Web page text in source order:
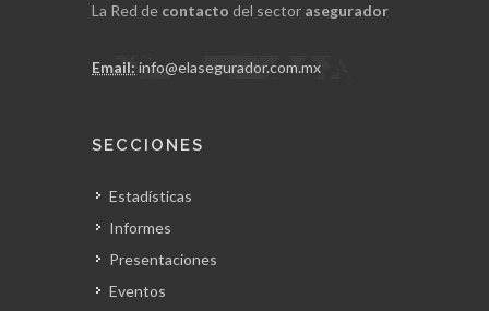
La Red de contacto del sector asegurador
Email: info@elasegurador.com.mx
SECCIONES
Estadísticas
Informes
Presentaciones
Eventos